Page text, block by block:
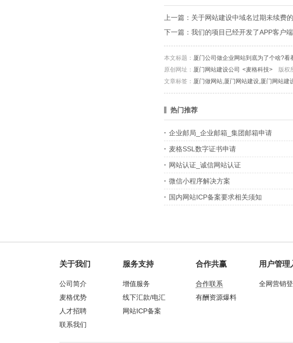
上一篇： 关于网站建设中域名过期未续费
下一篇： 我们的项目已经开发了APP客户
本文标题： 厦门公司做企业网站到底为了个啥?看
原创网址： 厦门网站建设公司 <麦格科技> 版权
文章标签： 厦门做网站,厦门网站建设,厦门网站建
热门推荐
· 企业邮局_企业邮箱_集团邮箱申请
· 麦格SSL数字证书申请
· 网站认证_诚信网站认证
· 微信小程序解决方案
· 国内网站ICP备案要求相关须知
关于我们
公司简介
麦格优势
人才招聘
联系我们
服务支持
增值服务
线下汇款/电汇
网站ICP备案
合作共赢
合作联系
有酬资源爆料
用户管理
全网营销